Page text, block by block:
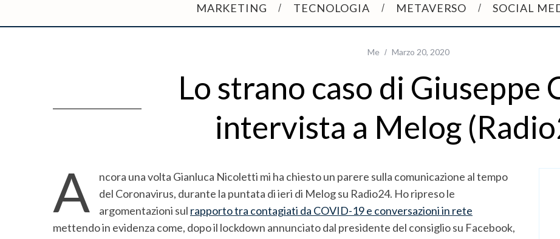
MARKETING TECNOLOGIA METAVERSO SOCIAL
Me Marzo 20, 2020
Lo strano caso di Giuseppe
intervista a Melog
A
ncora una volta Gianluca Nicoletti mi ha chiesto un parere sulla comunicazione al tempo
del Coronavirus, durante la puntata di ieri di Melog su Radio24. Ho ripreso le
argomentazioni sul rapporto tra contagiati da COVID-19 e conversazioni in rete
mettendo in evidenza come, dopo il lockdown annunciato dal presidente del consiglio su Facebook,